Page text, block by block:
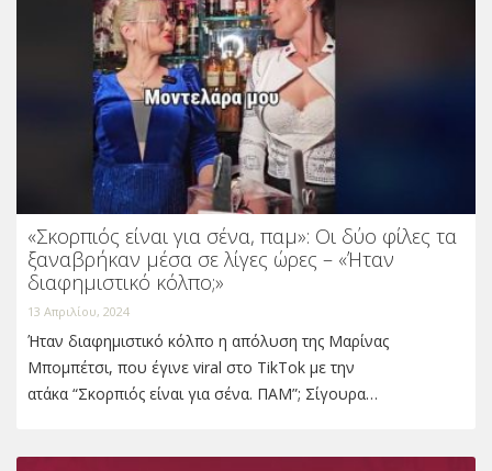
«Σκορπιός είναι για σένα, παμ»: Οι δύο φίλες τα
ξαναβρήκαν μέσα σε λίγες ώρες – «Ήταν
διαφημιστικό κόλπο;»
13 Απριλίου, 2024
Ήταν διαφημιστικό κόλπο η απόλυση της Μαρίνας
Μπομπέτσι, που έγινε viral στο TikTok με την
ατάκα “Σκορπιός είναι για σένα. ΠΑΜ”; Σίγουρα…